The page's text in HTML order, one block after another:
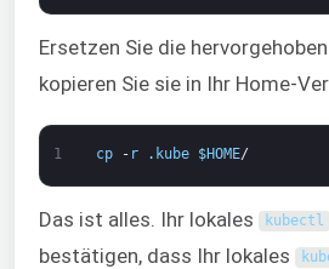
Ersetzen Sie die
kopieren Sie sie in Ihr Home-
1 cp - r . kube $HOME/
Das ist alles. Ihr lokales kubectl
bestätigen, dass Ihr lokales